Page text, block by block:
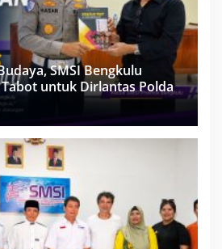
SMSI Bengkulu
untuk Dirlantas Polda